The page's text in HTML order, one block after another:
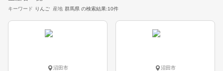
キーワード りんご 産地 群馬県 の検索結果:10件
沼田市 沼田市